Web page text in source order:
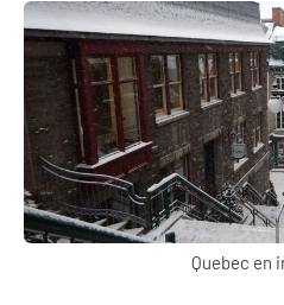
Quebec en